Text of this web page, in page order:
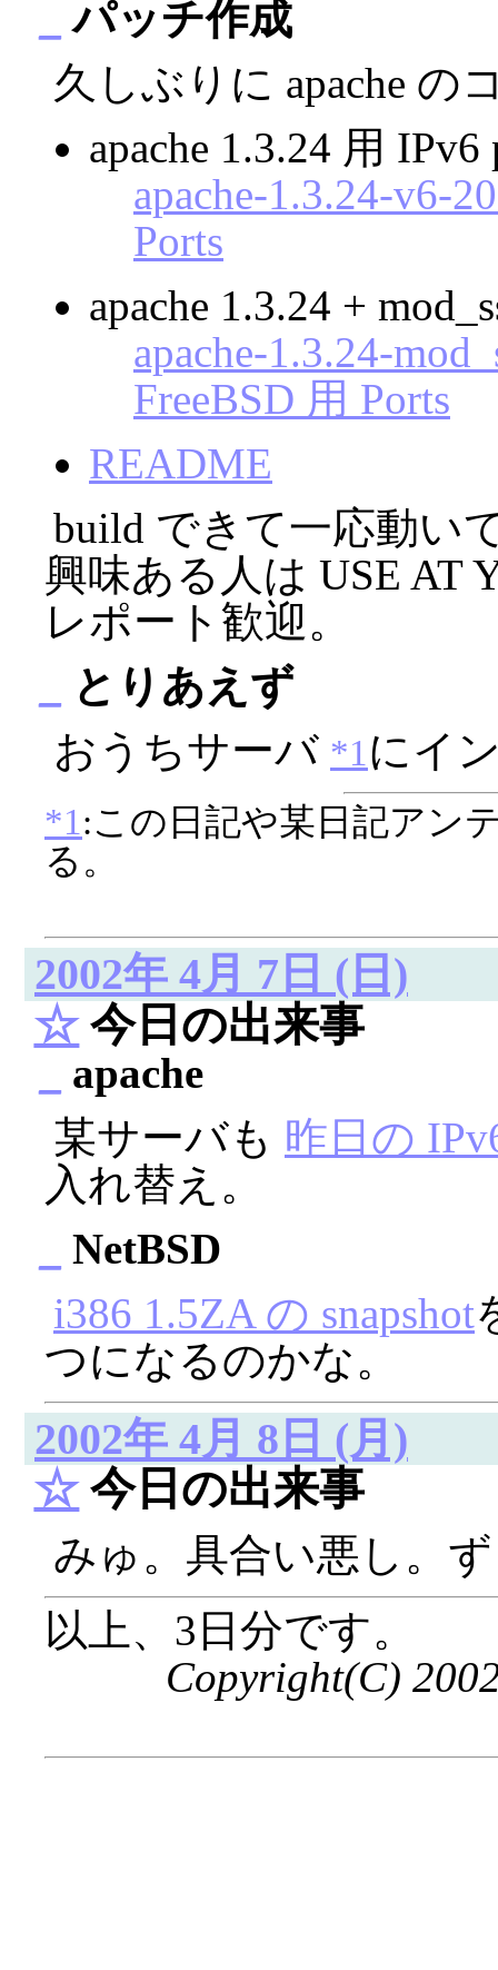
パッチ作成
久しぶりに apache の
apache 1.3.24 用 IPv6
apache-1.3.24-v6-
Ports
apache 1.3.24 +
apache-1.3.24-
FreeBSD 用 Ports
README
build できて一応動い
興味ある人は USE AT
レポート歓迎。
とりあえず
おうちサーバ *1 にイ
*1 :この日記や某日記アン
る。
2002年 4月 7日 (日)
☆今日の出来事
apache
某サーバも 昨日の
入れ替え。
NetBSD
i386 1.5ZA の snapshot
つになるのかな。
2002年 4月 8日 (月)
☆今日の出来事
みゅ。具合い悪し。
以上、3日分です。
Copyright(C)